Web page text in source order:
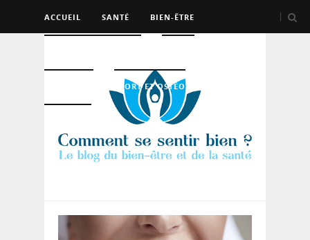
ACCUEIL SANTÉ BIEN-ÊTRE
SPORT ET OSTÉO